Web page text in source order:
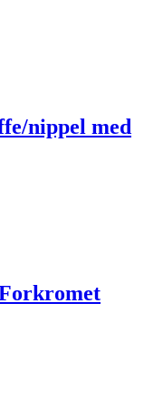
nippel med